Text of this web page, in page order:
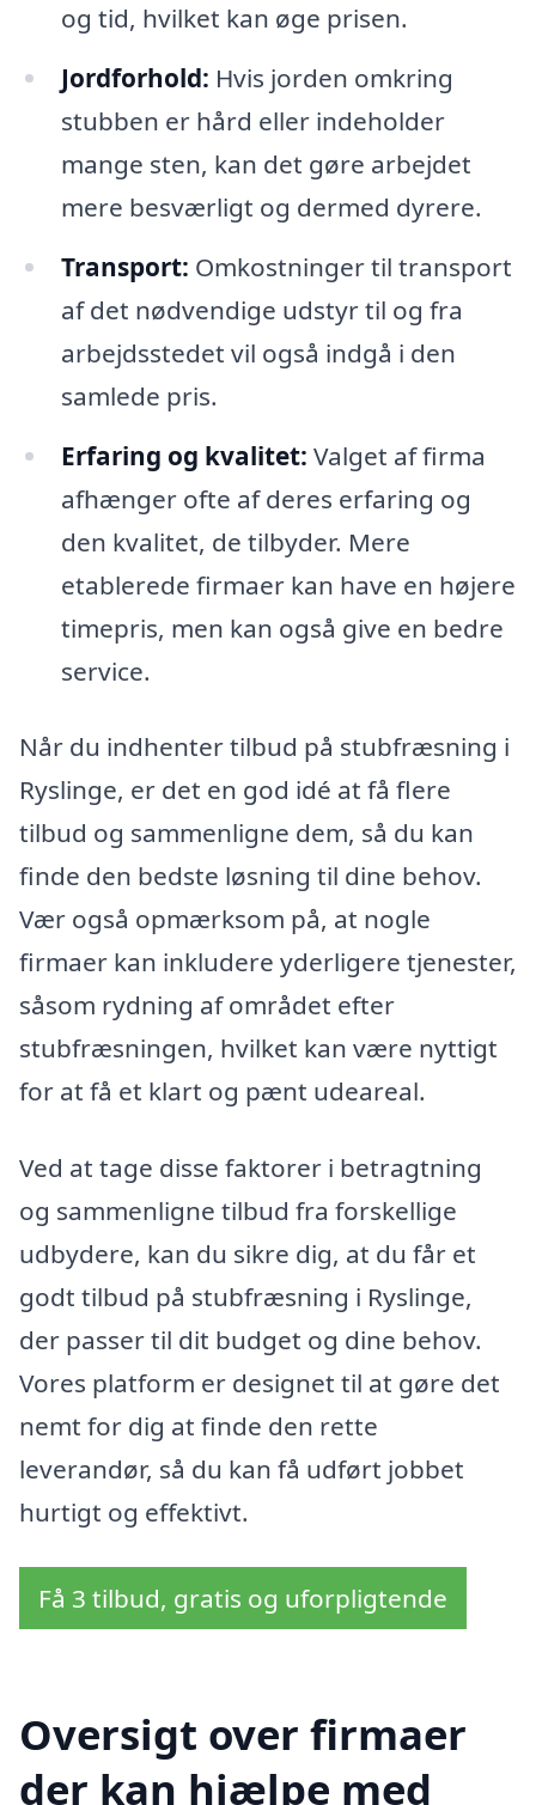
og tid, hvilket kan øge prisen.
Jordforhold: Hvis jorden omkring
stubben er hård eller indeholder
mange sten, kan det gøre arbejdet
mere besværligt og dermed dyrere.
Transport: Omkostninger til transport
af det nødvendige udstyr til og fra
arbejdsstedet vil også indgå i den
samlede pris.
Erfaring og kvalitet: Valget af firma
afhænger ofte af deres erfaring og
den kvalitet, de tilbyder. Mere
etablerede firmaer kan have en højere
timepris, men kan også give en bedre
service.
Når du indhenter tilbud på stubfræsning i
Ryslinge, er det en god idé at få flere
tilbud og sammenligne dem, så du kan
finde den bedste løsning til dine behov.
Vær også opmærksom på, at nogle
firmaer kan inkludere yderligere tjenester,
såsom rydning af området efter
stubfræsningen, hvilket kan være nyttigt
for at få et klart og pænt udeareal.
Ved at tage disse faktorer i betragtning
og sammenligne tilbud fra forskellige
udbydere, kan du sikre dig, at du får et
godt tilbud på stubfræsning i Ryslinge,
der passer til dit budget og dine behov.
Vores platform er designet til at gøre det
nemt for dig at finde den rette
leverandør, så du kan få udført jobbet
hurtigt og effektivt.
Få 3 tilbud, gratis og uforpligtende
Oversigt over firmaer
der kan hjælpe med